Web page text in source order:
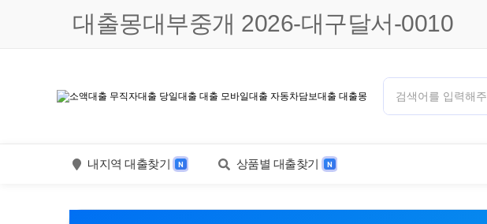
대출몽대부중개 2026-대구달서-0010
내지역 대출찾기 N 상품별 대출찾기 N